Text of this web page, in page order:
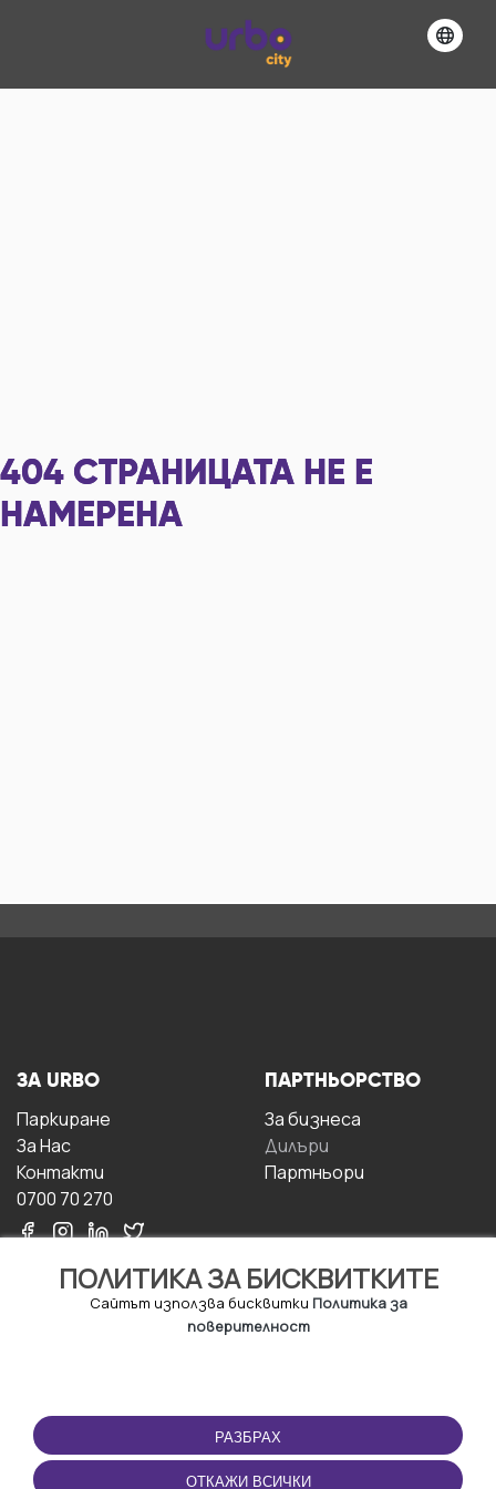
404 СТРАНИЦАТА НЕ Е
НАМЕРЕНА
ПОЛИТИКА ЗА БИСКВИТКИТЕ
Сайтът използва бисквитки Политика за
поверителност
РАЗБРАХ
ОТКАЖИ ВСИЧКИ
ЗА URBO
Паркиране
За Hас
Контакти
0700 70 270
ПАРТНЬОРСТВО
За бизнесa
Дилъри
Партньори
ПОЛЗВАНЕ
Правила и условия за
ползване
ПРИЛОЖЕНИЕТО